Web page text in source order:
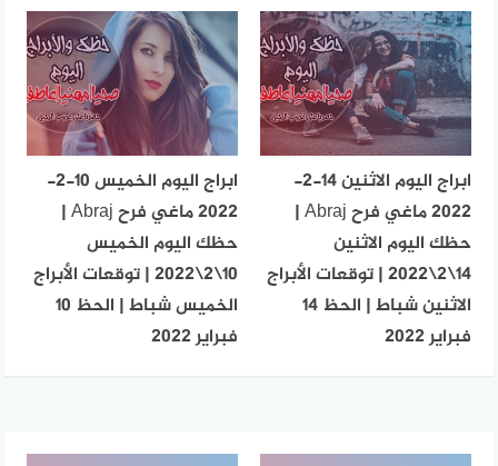
ابراج اليوم الاثنين 14-2-
2022 ماغي فرح Abraj |
حظك اليوم الاثنين
14\2\2022 | توقعات الأبراج
الاثنين شباط | الحظ 14
فبراير 2022
ابراج اليوم الخميس 10-2-
2022 ماغي فرح Abraj |
حظك اليوم الخميس
10\2\2022 | توقعات الأبراج
الخميس شباط | الحظ 10
فبراير 2022